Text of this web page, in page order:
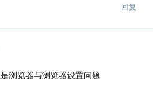
回复
浏览器与浏览器设置问题